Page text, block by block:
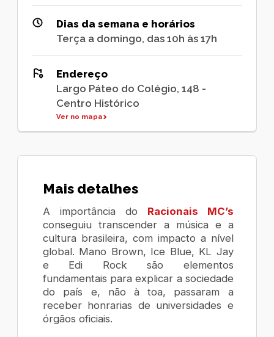
Dias da semana e horários
Terça a domingo, das 10h às 17h
Endereço
Largo Páteo do Colégio, 148 -
Centro Histórico
Ver no mapa
Mais detalhes
A importância do Racionais MC’s
conseguiu transcender a música e a
cultura brasileira, com impacto a nível
global. Mano Brown, Ice Blue, KL Jay
e Edi Rock são elementos
fundamentais para explicar a sociedade
do país e, não à toa, passaram a
receber honrarias de universidades e
órgãos oficiais.